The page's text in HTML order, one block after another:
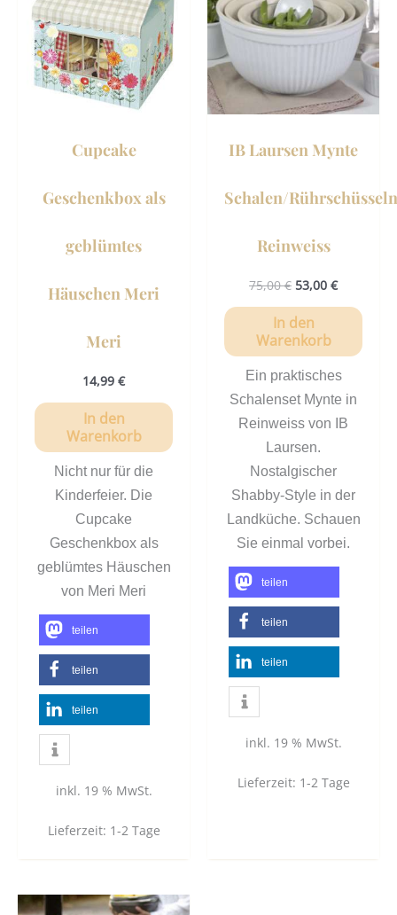
Cupcake
Geschenkbox als
geblümtes
Häuschen Meri
Meri
14,99 €
In den
Warenkorb
Nicht nur für die
Kinderfeier. Die
Cupcake
Geschenkbox als
geblümtes Häuschen
von Meri Meri
teilen
teilen
teilen
inkl. 19 % MwSt.
Lieferzeit: 1-2 Tage
IB Laursen Mynte
Schalen/
Reinweiss
75,00€ 53,00 €
In den
Warenkorb
Ein praktisches
Schalenset Mynte in
Reinweiss von IB
Laursen.
Nostalgischer
Shabby-Style in der
Landküche. Schauen
Sie einmal vorbei.
teilen
teilen
teilen
inkl. 19 % MwSt.
Lieferzeit: 1-2 Tage